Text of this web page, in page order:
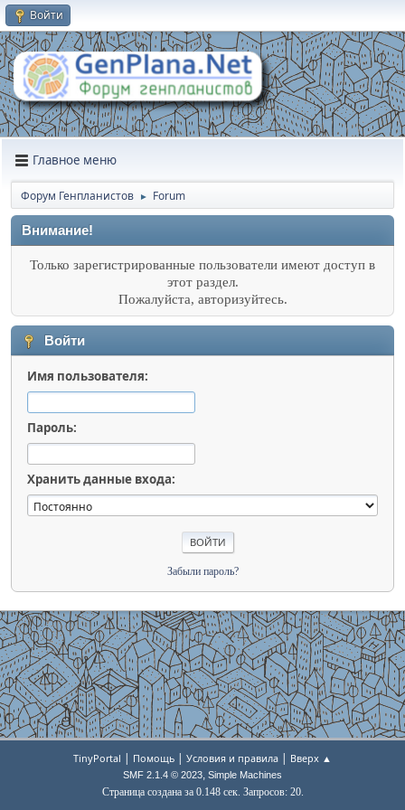
Войти
Главное меню
Форум Генпланистов ► Forum
Внимание!
Только зарегистрированные пользователи имеют доступ в
этот раздел.
Пожалуйста, авторизуйтесь.
Войти
Имя пользователя:
Пароль:
Хранить данные входа:
Забыли пароль?
TinyPortal | Помощь | Условия и правила | Вверх ▲
SMF 2.1.4 © 2023, Simple Machines
Страница создана за 0.148 сек. Запросов: 20.